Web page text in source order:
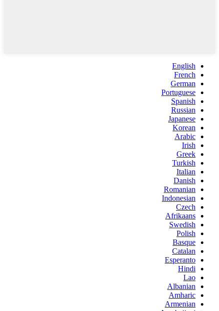
English
French
German
Portuguese
Spanish
Russian
Japanese
Korean
Arabic
Irish
Greek
Turkish
Italian
Danish
Romanian
Indonesian
Czech
Afrikaans
Swedish
Polish
Basque
Catalan
Esperanto
Hindi
Lao
Albanian
Amharic
Armenian